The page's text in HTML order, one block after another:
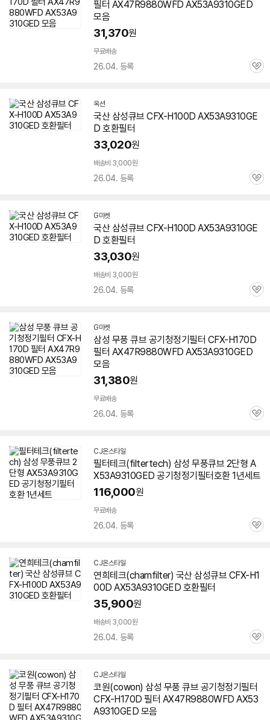
필터 AX47R9880WFD AX53A9310GED
모음
31,370원
무료배송
26.04. 등록
관
옥션
국산 삼성큐브 CFX-H100D AX53A9310GE
D 호환필터
33,020원
배송비 3,000원
26.04. 등록
관
G마켓
국산 삼성큐브 CFX-H100D AX53A9310GE
D 호환필터
33,030원
배송비 3,000원
26.04. 등록
관
G마켓
삼성 무풍 큐브 공기청정기필터 CFX-H170D
필터 AX47R9880WFD AX53A9310GED
모음
31,380원
무료배송
26.04. 등록
관
CJ온스타일
필터테크(filtertech) 삼성 무풍큐브 2단형 A
X53A9310GED 공기청정기필터호환 1년세트
116,000원
무료배송
26.04. 등록
관
CJ온스타일
연희테크(chamfilter) 국산 삼성큐브 CFX-H1
00D AX53A9310GED 호환필터
35,900원
배송비 3,000원
26.04. 등록
관
CJ온스타일
코원(cowon) 삼성 무풍 큐브 공기청정기필터
CFX-H170D 필터 AX47R9880WFD AX53
A9310GED 모음